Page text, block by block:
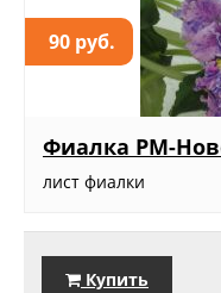
90 руб.
Фиалка РМ-
лист фиалки
Купить